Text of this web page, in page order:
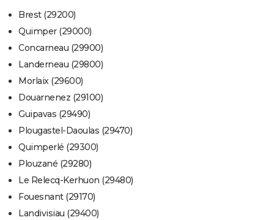
Brest (29200)
Quimper (29000)
Concarneau (29900)
Landerneau (29800)
Morlaix (29600)
Douarnenez (29100)
Guipavas (29490)
Plougastel-Daoulas (29470)
Quimperlé (29300)
Plouzané (29280)
Le Relecq-Kerhuon (29480)
Fouesnant (29170)
Landivisiau (29400)